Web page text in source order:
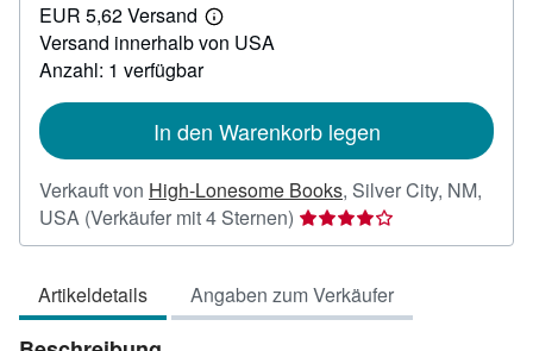
28,51
EUR 5,62 Versand
Weitere
Informationen
Versand innerhalb von USA
Anzahl: 1 verfügbar
In den Warenkorb legen
Verkauft von High-Lonesome Books, Silver City, NM,
USA (Verkäufer mit 4 Sternen) Verkäuferbewertung
4
5
Sternen
Artikeldetails Angaben zum Verkäufer